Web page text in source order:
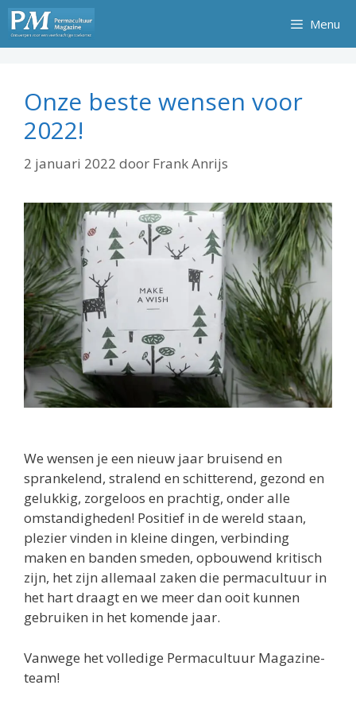
Ga
naar
de
Menu
Onze beste wensen voor
2022!
2 januari 2022 door Frank Anrijs
We wensen je een nieuw jaar bruisend en
sprankelend, stralend en schitterend, gezond en
gelukkig, zorgeloos en prachtig, onder alle
omstandigheden! Positief in de wereld staan,
plezier vinden in kleine dingen, verbinding
maken en banden smeden, opbouwend kritisch
zijn, het zijn allemaal zaken die permacultuur in
het hart draagt en we meer dan ooit kunnen
gebruiken in het komende jaar.
Vanwege het volledige Permacultuur Magazine-
team!